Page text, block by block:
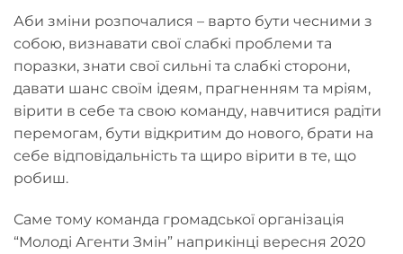
Аби зміни розпочалися – варто бути чесними з
собою, визнавати свої слабкі проблеми та
поразки, знати свої сильні та слабкі сторони,
давати шанс своїм ідеям, прагненням та мріям,
вірити в себе та свою команду, навчитися радіти
перемогам, бути відкритим до нового, брати на
себе відповідальність та щиро вірити в те, що
робиш.
Саме тому команда громадської організація
“Молоді Агенти Змін” наприкінці вересня 2020